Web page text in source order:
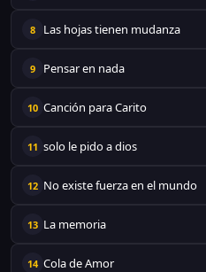
8 Las hojas tienen mudanza
9 Pensar en nada
10 Canción para Carito
11 solo le pido a dios
12 No existe fuerza en el mundo
13 La memoria
14 Cola de Amor